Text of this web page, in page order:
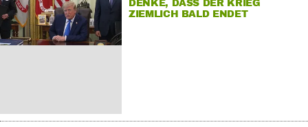
DENKE, DASS DER KRIEG
ZIEMLICH BALD ENDET